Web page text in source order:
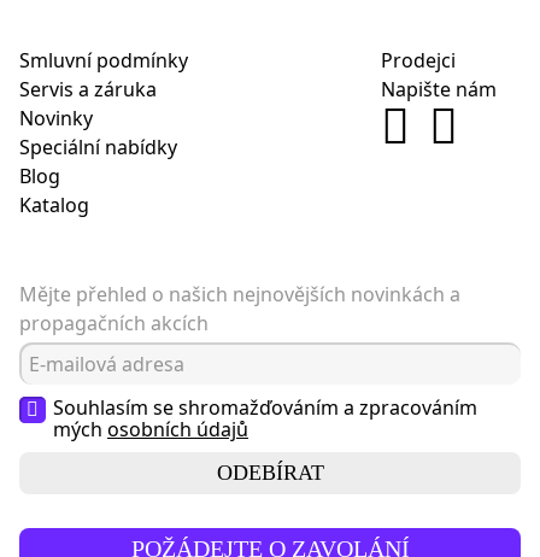
Smluvní podmínky
Servis a záruka
Novinky
Speciální nabídky
Blog
Katalog
Prodejci
Napište nám
Mějte přehled o našich nejnovějších novinkách a
propagačních akcích
Souhlasím se shromažďováním a zpracováním
mých osobních údajů
ODEBÍRAT
POŽÁDEJTE O ZAVOLÁNÍ